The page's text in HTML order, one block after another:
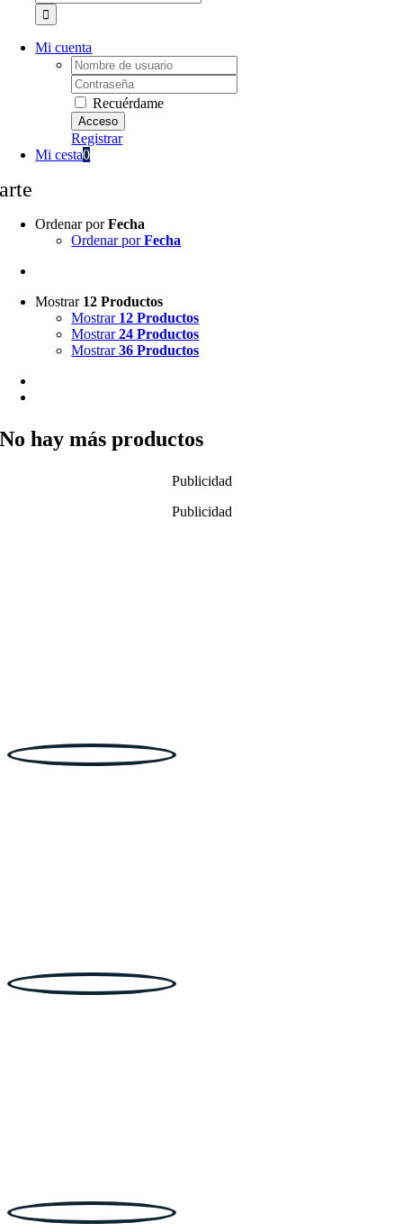
Mi cuenta
Username:
Password:
Recuérdame
Registrar
Mi cesta0
arte
Ordenar porFecha
Ordenar porFecha
Mostrar 12 Productos
Mostrar 12 Productos
Mostrar24 Productos
Mostrar36 Productos
No hay más productos
Publicidad
Publicidad